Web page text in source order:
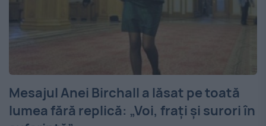
Mesajul Anei Birchall a lăsat pe toată
lumea fără replică: „Voi, frați și surori în